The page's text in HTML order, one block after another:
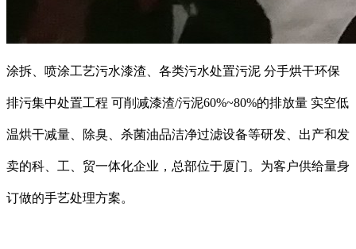
涂拆、喷涂工艺污水漆渣、各类污水处置污泥 分手烘干环保
排污集中处置工程 可削减漆渣/污泥60%~80%的排放量 实空低
温烘干减量、除臭、杀菌油品洁净过滤设备等研发、出产和发
卖的科、工、贸一体化企业，总部位于厦门。为客户供给量身
订做的手艺处理方案。